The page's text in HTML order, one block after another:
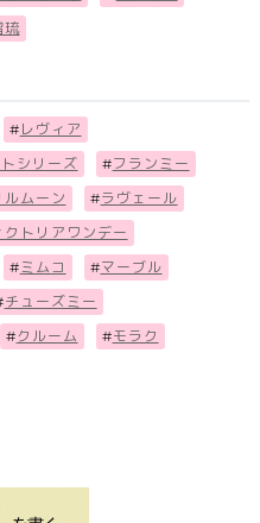
琉
# レヴィア
シリーズ #フランミー
ルムーン #ラヴェール
クトリアワンデー
# ミムコ #マーブル
チューズミー
#クルーム #モラク